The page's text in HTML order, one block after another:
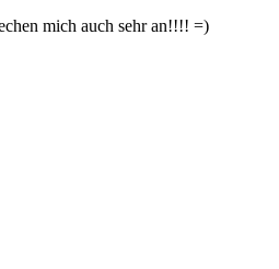
mich auch sehr an!!!! =)